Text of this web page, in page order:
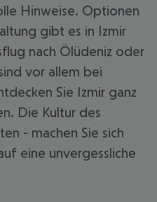
Hinweise. Optionen
gibt es in Izmir
nach Ölüdeniz oder
vor allem bei
Sie Izmir ganz
Die Kultur des
- machen Sie sich
eine unvergessliche